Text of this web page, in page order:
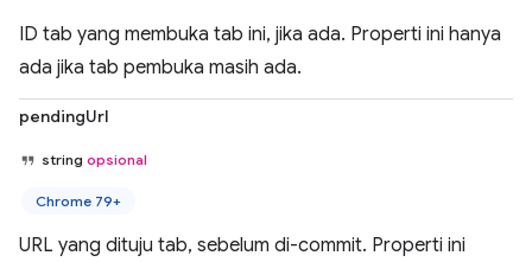
ID tab yang membuka tab ini, jika ada. Properti ini hanya
ada jika tab pembuka masih ada.
pendingUrl
string opsional
Chrome 79+
URL yang dituju tab, sebelum di-commit. Properti ini